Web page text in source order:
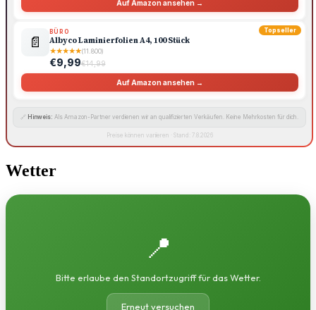
Auf Amazon ansehen →
Topseller
📄
BÜRO
Albyco Laminierfolien A4, 100 Stück
★★★★★(11.800)
€9,99€14,99
Auf Amazon ansehen →
🔗 Hinweis: Als Amazon-Partner verdienen wir an qualifizierten Verkäufen. Keine Mehrkosten für dich.
Preise können variieren · Stand: 7.8.2026
Wetter
📍
Bitte erlaube den Standortzugriff für das Wetter.
Erneut versuchen